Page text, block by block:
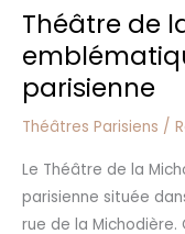
Théâtre de
parisienne
Théâtres Parisiens /
Le Théâtre de la
parisienne située
rue de la
parisienne